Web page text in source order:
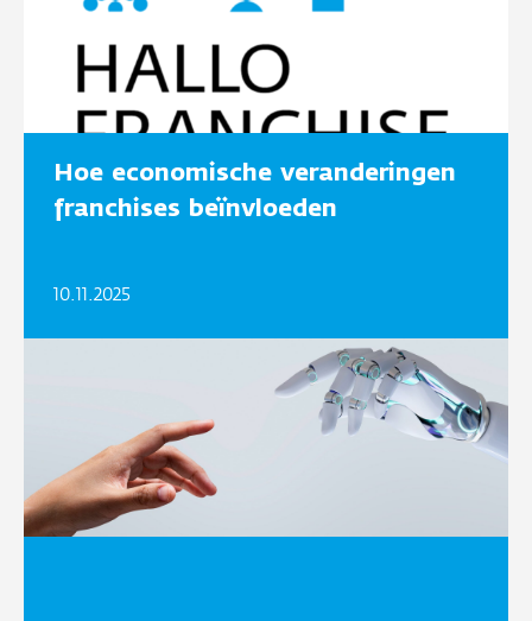
Hoe economische veranderingen
franchises beïnvloeden
10.11.2025